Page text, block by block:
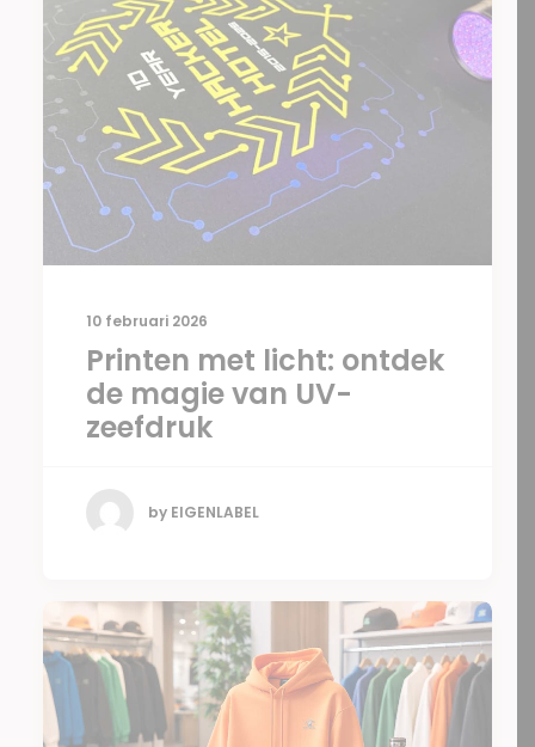
10 februari 2026
Printen met licht: ontdek
de magie van UV-
zeefdruk
by EIGENLABEL